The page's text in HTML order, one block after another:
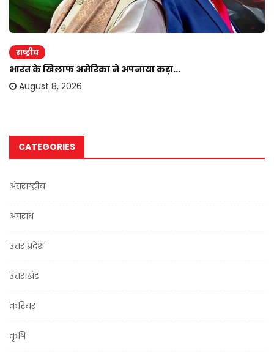
राष्ट्रीय
भारत के खिलाफ अमेरिका ने अपनाया कड़ा...
August 8, 2026
CATEGORIES
अंतराष्ट्रीय
अपराध
उत्तर प्रदेश
उत्तराखंड
करियर
कृषि